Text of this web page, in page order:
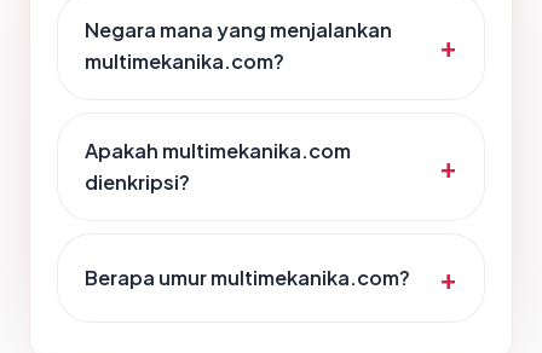
Negara mana yang menjalankan
multimekanika.com?
Apakah multimekanika.com
dienkripsi?
Berapa umur multimekanika.com?